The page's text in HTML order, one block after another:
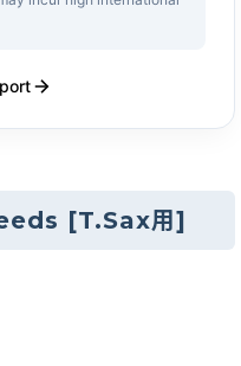
[T.Sax用]